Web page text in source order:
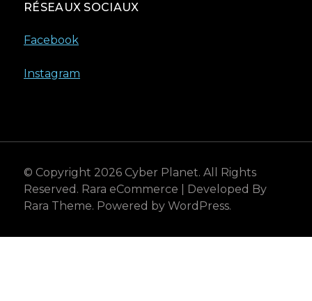
RÉSEAUX SOCIAUX
Facebook
Instagram
© Copyright 2026 Cyber Planet. All Rights
Reserved. Rara eCommerce | Developed By
Rara Theme. Powered by WordPress.